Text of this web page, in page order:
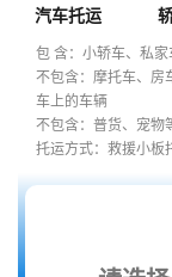
汽车托运
包 含：小轿车、私
不包含：摩托车、房
车上的车辆
不包含：普货、宠物
托运方式：救援小板